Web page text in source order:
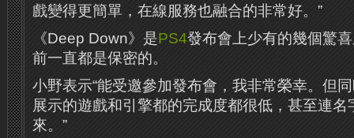
戲變得更簡單，在線服務也融合的非常好。”
《Deep Down》是PS4發布會上少有的幾個驚
前一直都是保密的。
小野表示“能受邀參加發布會，我非常榮幸。但
展示的遊戲和引擎都的完成度都很低，甚至連名
來。”